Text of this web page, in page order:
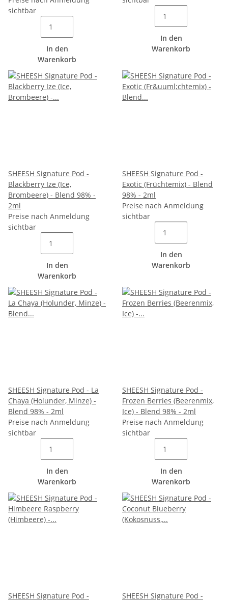
sichtbar
In den
Warenkorb
In den
Warenkorb
SHEESH Signature Pod -
Blackberry Ize (Ice,
Brombeere) - Blend 98% -
2ml
Preise nach Anmeldung
sichtbar
In den
Warenkorb
SHEESH Signature Pod -
Exotic (Früchtemix) - Blend
98% - 2ml
Preise nach Anmeldung
sichtbar
In den
Warenkorb
SHEESH Signature Pod - La
Chaya (Holunder, Minze) -
Blend 98% - 2ml
Preise nach Anmeldung
sichtbar
In den
Warenkorb
SHEESH Signature Pod -
Frozen Berries (Beerenmix,
Ice) - Blend 98% - 2ml
Preise nach Anmeldung
sichtbar
In den
Warenkorb
SHEESH Signature Pod -
SHEESH Signature Pod -